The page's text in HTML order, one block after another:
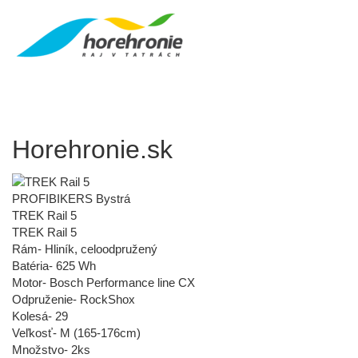
Horehronie.sk
PROFIBIKERS Bystrá
TREK Rail 5
TREK Rail 5
Rám- Hliník, celoodpružený
Batéria- 625 Wh
Motor- Bosch Performance line CX
Odpruženie- RockShox
Kolesá- 29
Veľkosť- M (165-176cm)
Množstvo- 2ks